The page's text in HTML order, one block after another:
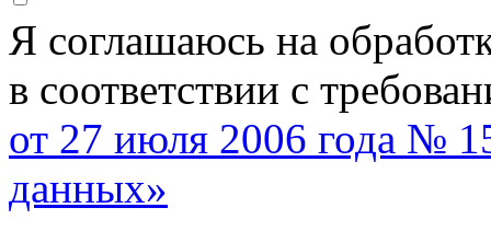
Я соглашаюсь на
в соответствии с
от 27 июля 2006 года №
данных»